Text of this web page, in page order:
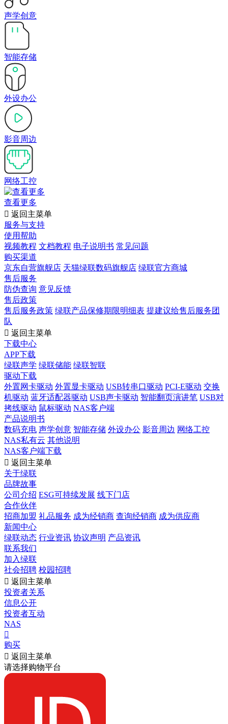
声学创意
智能存储
外设办公
影音周边
网络工控
查看更多
 返回主菜单
服务与支持
使用帮助
视频教程 文档教程 电子说明书 常见问题
购买渠道
京东自营旗舰店 天猫绿联数码旗舰店 绿联官方商城
售后服务
防伪查询 意见反馈
售后政策
售后服务政策 绿联产品保修期限明细表 提建议给售后服务团
队
 返回主菜单
下载中心
APP下载
绿联声学 绿联储能 绿联智联
驱动下载
外置网卡驱动 外置显卡驱动 USB转串口驱动 PCI-E驱动 交换
机驱动 蓝牙适配器驱动 USB声卡驱动 智能翻页演讲笔 USB对
拷线驱动 鼠标驱动 NAS客户端
产品说明书
数码充电 声学创意 智能存储 外设办公 影音周边 网络工控
NAS私有云 其他说明
NAS客户端下载
 返回主菜单
关于绿联
品牌故事
公司介绍 ESG可持续发展 线下门店
合作伙伴
招商加盟 礼品服务 成为经销商 查询经销商 成为供应商
新闻中心
绿联动态 行业资讯 协议声明 产品资讯
联系我们
加入绿联
社会招聘 校园招聘
 返回主菜单
投资者关系
信息公开
投资者互动
NAS

购买
 返回主菜单
请选择购物平台